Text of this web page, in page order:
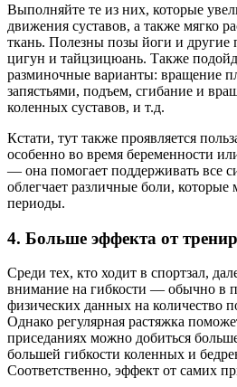
Выполняйте те из них, которые
движения суставов, а также мягко
ткань. Полезны позы йоги и другие
цигун и тайцзицюань. Также
разминочные варианты: вращение
запястьями, подъем, сгибание и
коленных суставов, и т.д.
Кстати, тут также проявляется
особенно во время беременности
— она помогает поддерживать все
облегчает различные боли, которые
периоды.
4. Больше эффекта от
Среди тех, кто ходит в спортзал,
внимание на гибкости — обычно в
физических данных на количество
Однако регулярная растяжка
приседаниях можно добиться
большей гибкости коленных и
Соответственно, эффект от самих